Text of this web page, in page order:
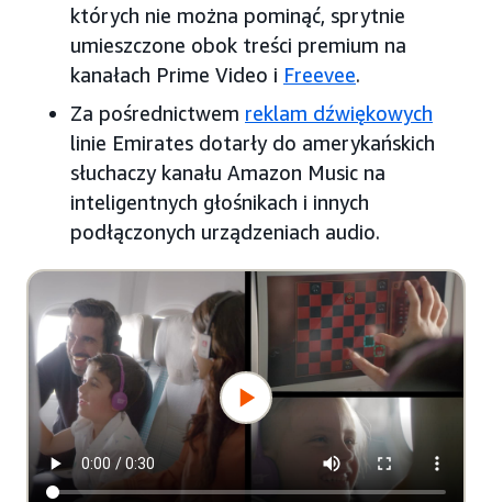
których nie można pominąć, sprytnie
umieszczone obok treści premium na
kanałach Prime Video i Freevee.
Za pośrednictwem reklam dźwiękowych
linie Emirates dotarły do amerykańskich
słuchaczy kanału Amazon Music na
inteligentnych głośnikach i innych
podłączonych urządzeniach audio.